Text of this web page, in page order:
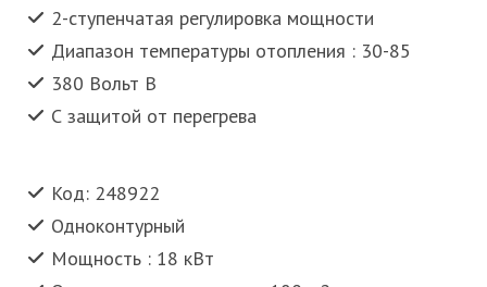
2-ступенчатая регулировка мощности
Диапазон температуры отопления : 30-85
380 Вольт В
С защитой от перегрева
Код: 248922
Одноконтурный
Мощность : 18 кВт